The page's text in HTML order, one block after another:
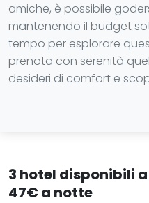
amiche, è possibile
mantenendo il budget
tempo per esplorare
prenota con serenità
desideri di comfort e
3 hotel disponibili
47€ a notte